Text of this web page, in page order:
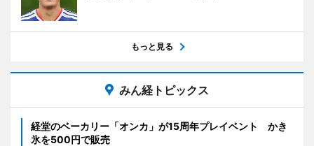
もっと見る
みん経トピックス
経堂のベーカリー「オンカ」が15周年プレイベント かき
氷を500円で販売